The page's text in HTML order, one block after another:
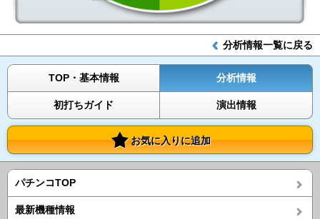
分析情報一覧に戻る
TOP・基本情報 分析情報
初打ちガイド 演出情報
お気に入りに追加
パチンコTOP
最新機種情報